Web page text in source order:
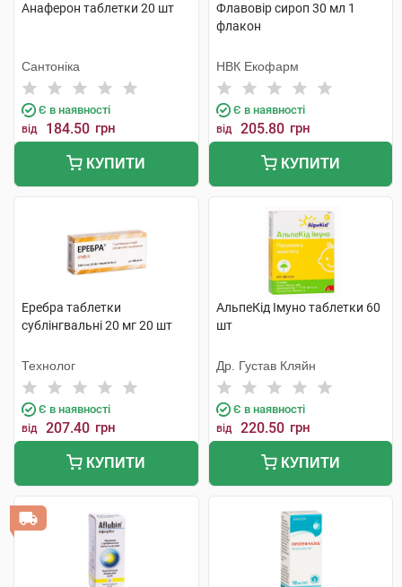
Анаферон таблетки 20 шт
Сантоніка
Є в наявності
від 184.50 грн
КУПИТИ
Флавовір сироп 30 мл 1
флакон
НВК Екофарм
Є в наявності
від 205.80 грн
КУПИТИ
Еребра таблетки
сублінгвальні 20 мг 20 шт
Технолог
Є в наявності
від 207.40 грн
КУПИТИ
АльпеКід Імуно таблетки 60
шт
Др. Густав Кляйн
Є в наявності
від 220.50 грн
КУПИТИ